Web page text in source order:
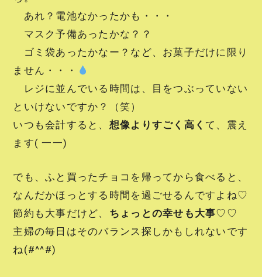
あれ？電池なかったかも・・・
マスク予備あったかな？？
ゴミ袋あったかなー？など、お菓子だけに限り
ません・・・
レジに並んでいる時間は、目をつぶっていない
といけないですか？（笑）
いつも会計すると、 想像よりすごく高く て、震え
ます( 一一)
でも、ふと買ったチョコを帰ってから食べると、
なんだかほっとする時間を過ごせるんですよね♡
節約も大事だけど、 ちょっとの幸せも大事♡♡
主婦の毎日はそのバランス探しかもしれないです
ね(#^^#)